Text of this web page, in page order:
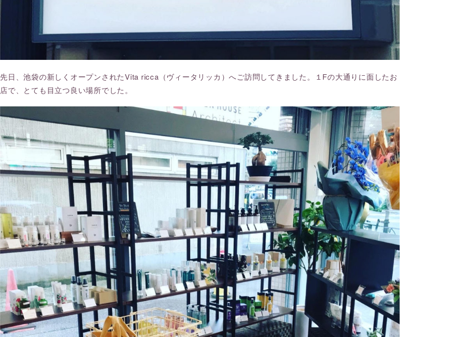
先日、池袋の新しくオープンされたVita ricca（ヴィータリッカ）へご訪問してきました。１Fの大通りに面したお
店で、とても目立つ良い場所でした。